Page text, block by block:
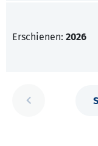
Erschienen: 2026